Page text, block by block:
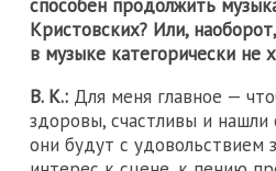
способен продолжить
Кристовских? Или,
в музыке категорически не
В. К.: Для меня главное —
здоровы, счастливы и
они будут с удовольствием